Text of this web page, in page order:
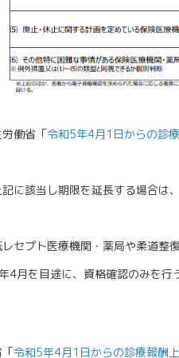
働省「令和5年4月1日からの診
に該当し期限を延長する場合は
セプト医療機関・薬局や柔道整
4月を目途に、資格確認のみを
「令和5年4月1日からの診療報酬